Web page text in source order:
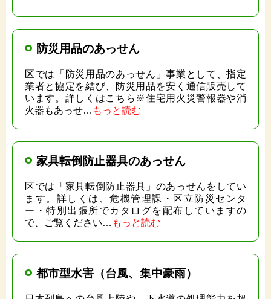
防災用品のあっせん
区では「防災用品のあっせん」事業として、指定
業者と協定を結び、防災用品を安く通信販売して
います。詳しくはこちら※住宅用火災警報器や消
火器もあっせ… もっと読む
家具転倒防止器具のあっせん
区では「家具転倒防止器具」のあっせんをしてい
ます。詳しくは、危機管理課・区立防災センタ
ー・特別出張所でカタログを配布していますの
で、ご覧ください… もっと読む
都市型水害（台風、集中豪雨）